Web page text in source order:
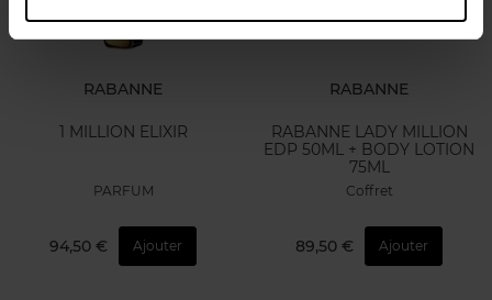
RABANNE
1 MILLION ELIXIR
PARFUM
94,50 € Ajouter
RABANNE
RABANNE LADY MILLION
EDP 50ML + BODY LOTION
75ML
Coffret
89,50 € Ajouter